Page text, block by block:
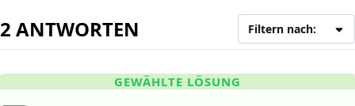
2 ANTWORTEN Filtern nach:
GEWÄHLTE LÖSUNG